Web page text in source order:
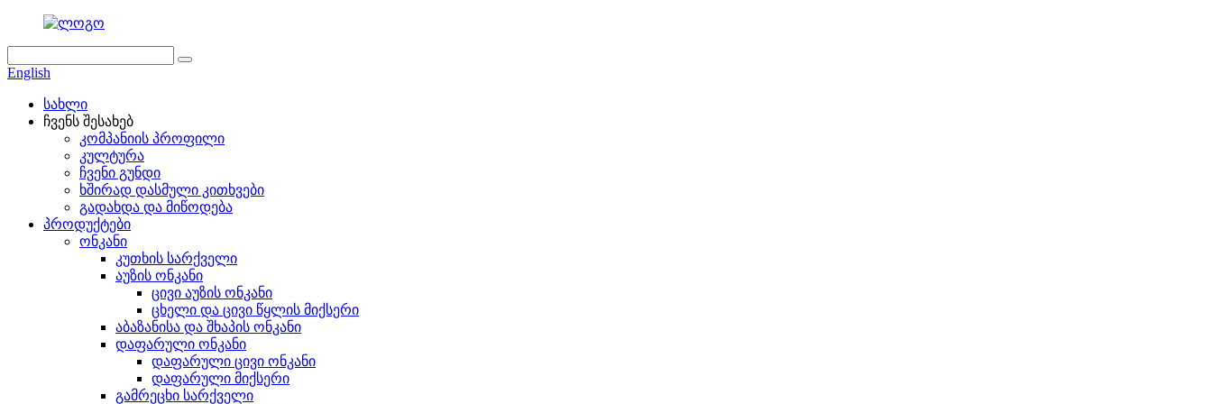
English
სახლი
ჩვენს შესახებ
კომპანიის პროფილი
კულტურა
ჩვენი გუნდი
ხშირად დასმული კითხვები
გადახდა და მიწოდება
პროდუქტები
ონკანი
კუთხის სარქველი
აუზის ონკანი
ცივი აუზის ონკანი
ცხელი და ცივი წყლის მიქსერი
აბაზანისა და შხაპის ონკანი
დაფარული ონკანი
დაფარული ცივი ონკანი
დაფარული მიქსერი
გამრეცხი სარქველი